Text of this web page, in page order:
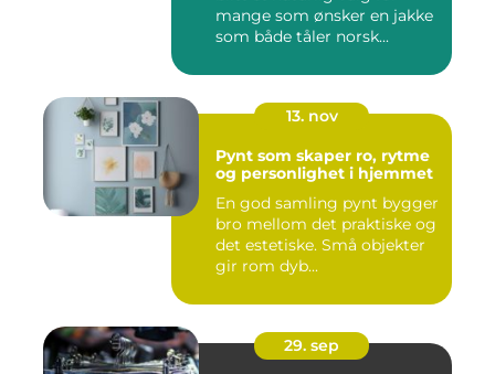
mange som ønsker en jakke
som både tåler norsk...
13. nov
Pynt som skaper ro, rytme
og personlighet i hjemmet
En god samling pynt bygger
bro mellom det praktiske og
det estetiske. Små objekter
gir rom dyb...
29. sep